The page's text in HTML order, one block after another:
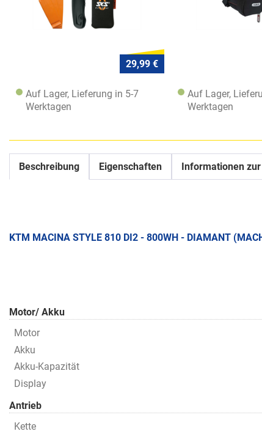
29,99 €
Auf Lager, Lieferung in 5-7
Werktagen
Auf Lager,
Werktagen
Beschreibung Eigenschaften Informationen
KTM MACINA STYLE 810 DI2 - 800WH - DIAMANT
Motor/ Akku
Motor
Akku
Akku-Kapazität
Display
Antrieb
Kette